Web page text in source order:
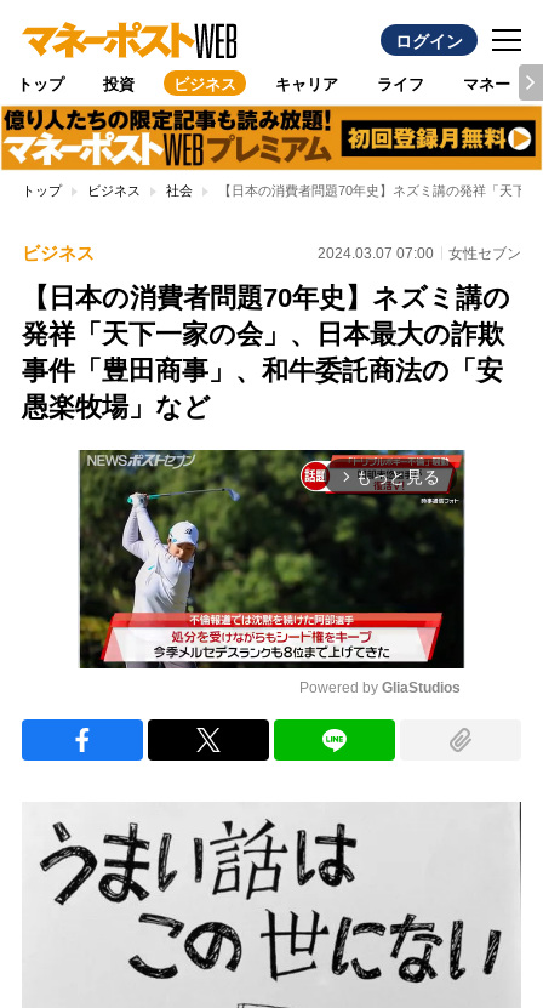
ログイン
トップ 投資 ビジネス キャリア ライフ マネー
トップ ビジネス 社会 【日本の消費者問題70年史】ネズミ講の発祥「天下
ビジネス 2024.03.07 07:00 女性セブン
【日本の消費者問題70年史】ネズミ講の
発祥「天下一家の会」、日本最大の詐欺
事件「豊田商事」、和牛委託商法の「安
愚楽牧場」など
arrow_forward_ios もっと見る
Powered by GliaStudios